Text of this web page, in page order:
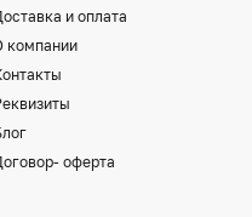
и оплата
компании
оферта